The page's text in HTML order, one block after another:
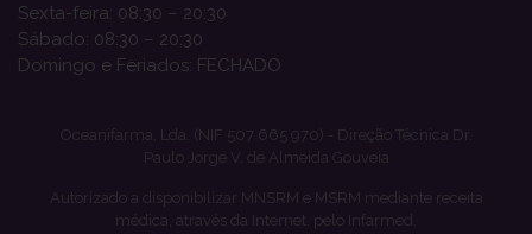
Sexta-feira: 08:30 – 20:30
Sábado: 08:30 – 20:30
Domingo e Feriados: FECHADO
Oceanifarma, Lda. (NIF 507 665 970) - Direção Técnica Dr.
Paulo Jorge V. de Almeida Gouveia
Autorizado a disponibilizar MNSRM e MSRM mediante receita
médica, através da Internet, pelo Infarmed.